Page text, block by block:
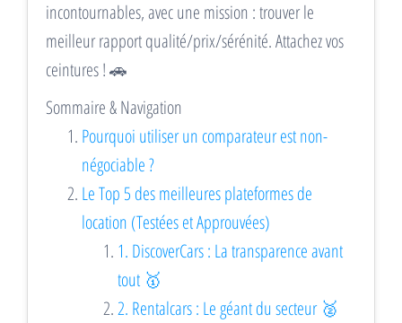
incontournables, avec une mission : trouver le
meilleur rapport qualité/prix/sérénité. Attachez vos
ceintures ! 🚗
Sommaire & Navigation
Pourquoi utiliser un comparateur est non-
négociable ?
Le Top 5 des meilleures plateformes de
location (Testées et Approuvées)
1. DiscoverCars : La transparence avant
tout 🥇
2. Rentalcars : Le géant du secteur 🥈